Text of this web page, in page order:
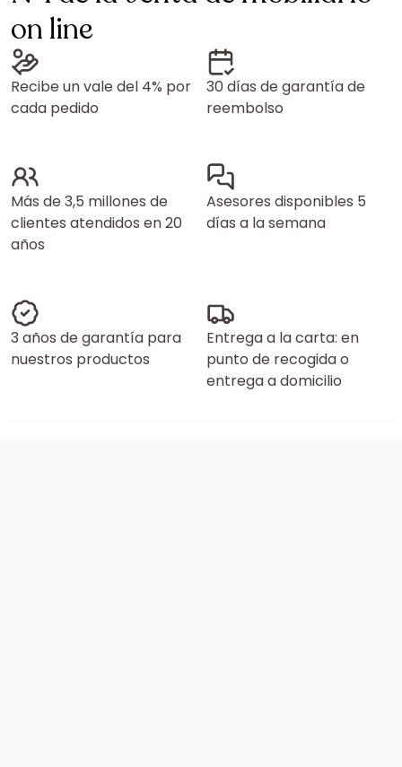
on line
Recibe un vale del 4% por
cada pedido
30 días de garantía de
reembolso
Más de 3,5 millones de
clientes atendidos en 20
años
Asesores disponibles 5
días a la semana
3 años de garantía para
nuestros productos
Entrega a la carta: en
punto de recogida o
entrega a domicilio